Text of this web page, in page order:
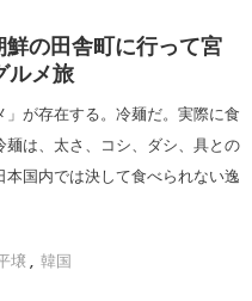
鮮の田舎町に行って宮
ルメ旅
が存在する。冷麺だ。実際に食
は、太さ、コシ、ダシ、具との
国内では決して食べられない逸
壌 , 韓国